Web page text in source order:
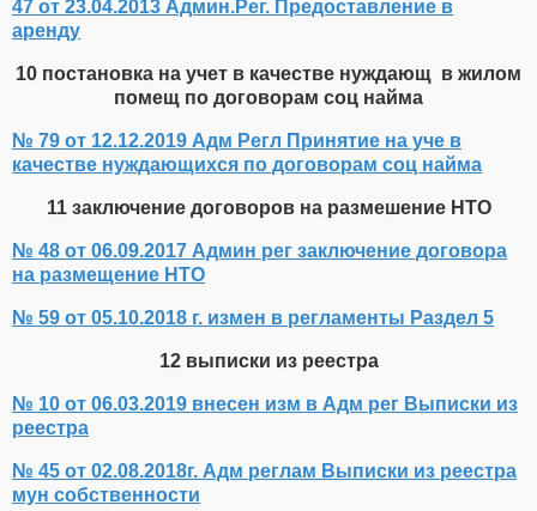
47 от 23.04.2013 Админ.Рег. Предоставление в
аренду
10 постановка на учет в качестве нуждающ в жилом
помещ по договорам соц найма
№ 79 от 12.12.2019 Адм Регл Принятие на уче в
качестве нуждающихся по договорам соц найма
11 заключение договоров на размешение НТО
№ 48 от 06.09.2017 Админ рег заключение договора
на размещение НТО
№ 59 от 05.10.2018 г. измен в регламенты Раздел 5
12 выписки из реестра
№ 10 от 06.03.2019 внесен изм в Адм рег Выписки из
реестра
№ 45 от 02.08.2018г. Адм реглам Выписки из реестра
мун собственности